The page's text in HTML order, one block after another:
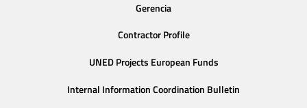
Gerencia
Contractor Profile
UNED Projects European Funds
Internal Information Coordination Bulletin